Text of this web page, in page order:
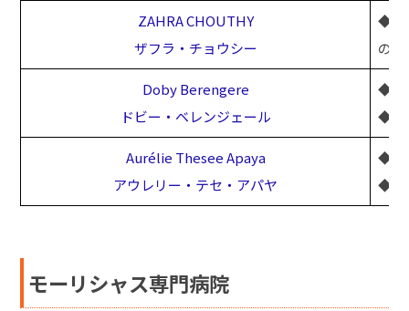
ZAHRA CHOUTHY
ザフラ・チョウシー
◆日
の
Doby Berengere
ドビー・ベレンジェール
◆C-
◆足
Aurélie Thesee Apaya
アウレリー・テセ・アパヤ
◆C-
◆足
モーリシャス専門病院